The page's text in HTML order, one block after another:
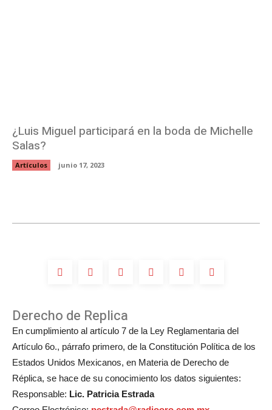
¿Luis Miguel participará en la boda de Michelle
Salas?
Artículos junio 17, 2023
Derecho de Replica
En cumplimiento al artículo 7 de la Ley Reglamentaria del
Artículo 6o., párrafo primero, de la Constitución Política de los
Estados Unidos Mexicanos, en Materia de Derecho de
Réplica, se hace de su conocimiento los datos siguientes:
Responsable: Lic. Patricia Estrada